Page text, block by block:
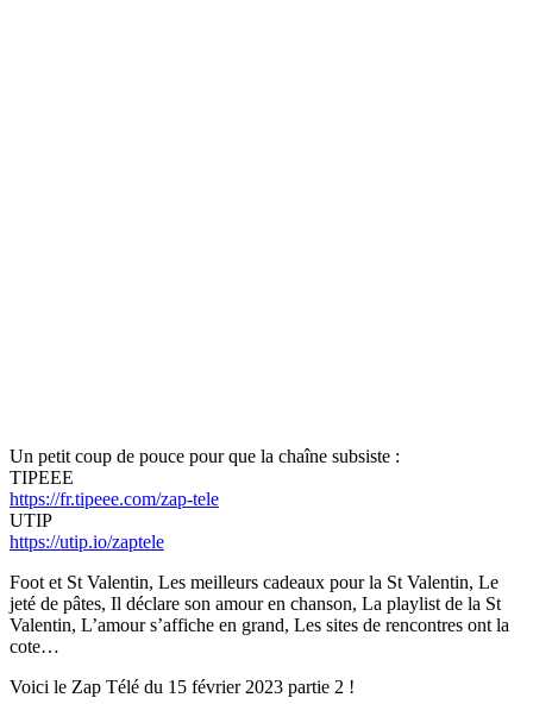
Un petit coup de pouce pour que la chaîne subsiste :
TIPEEE
https://fr.tipeee.com/zap-tele
UTIP
https://utip.io/zaptele
Foot et St Valentin, Les meilleurs cadeaux pour la St Valentin, Le
jeté de pâtes, Il déclare son amour en chanson, La playlist de la St
Valentin, L’amour s’affiche en grand, Les sites de rencontres ont la
cote…
Voici le Zap Télé du 15 février 2023 partie 2 !